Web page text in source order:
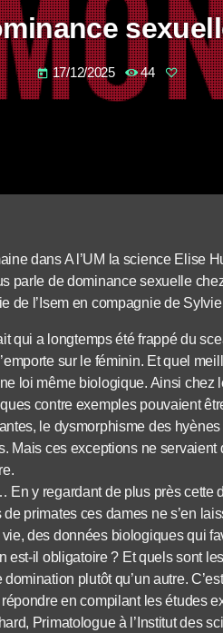
today 17/12/2025 44
dans A l’UM la science Elise
parle de dominance sexuelle
de l’Isem en compagnie de
qui a longtemps été frappé du
sur le féminin. Et quel
loi même biologique. Ainsi chez
contre exemples pouvaient
le dysmorphisme des
Mais ces exceptions ne
En y regardant de plus près cette
de primates ces dames ne s’en
des données biologiques qui
est-il obligatoire ? Et quels sont
domination plutôt qu’un autre.
en compilant les études
Primatologue à l’Institut des